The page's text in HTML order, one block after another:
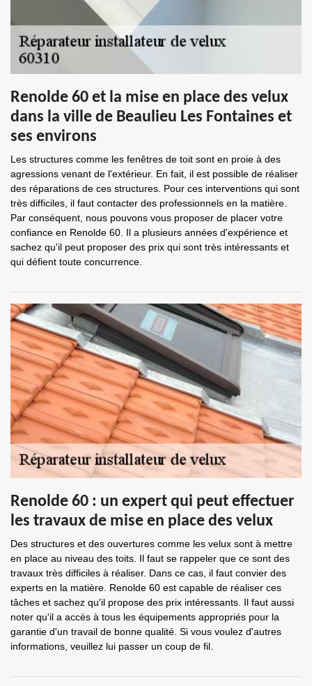
Renolde 60 et la mise en place des velux
dans la ville de Beaulieu Les Fontaines et
ses environs
Les structures comme les fenêtres de toit sont en proie à des
agressions venant de l'extérieur. En fait, il est possible de réaliser
des réparations de ces structures. Pour ces interventions qui sont
très difficiles, il faut contacter des professionnels en la matière.
Par conséquent, nous pouvons vous proposer de placer votre
confiance en Renolde 60. Il a plusieurs années d'expérience et
sachez qu'il peut proposer des prix qui sont très intéressants et
qui défient toute concurrence.
Renolde 60 : un expert qui peut effectuer
les travaux de mise en place des velux
Des structures et des ouvertures comme les velux sont à mettre
en place au niveau des toits. Il faut se rappeler que ce sont des
travaux très difficiles à réaliser. Dans ce cas, il faut convier des
experts en la matière. Renolde 60 est capable de réaliser ces
tâches et sachez qu'il propose des prix intéressants. Il faut aussi
noter qu'il a accès à tous les équipements appropriés pour la
garantie d'un travail de bonne qualité. Si vous voulez d'autres
informations, veuillez lui passer un coup de fil.